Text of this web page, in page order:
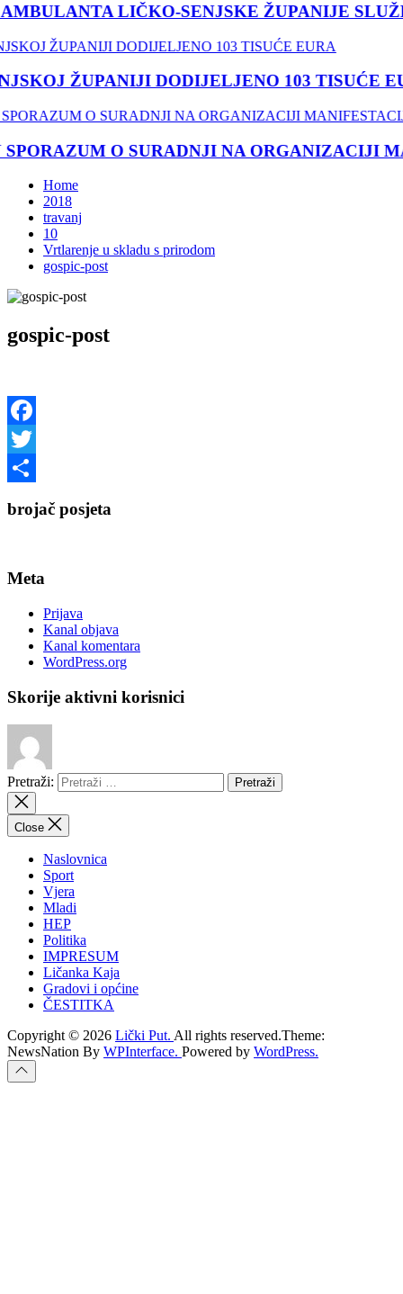
LIČKO-SENJSKE ŽUPANIJE
ŽUPANIJI DODIJELJENO 103 TISUĆE
O SURADNJI NA ORGANIZACIJI
Home
2018
travanj
10
Vrtlarenje u skladu s prirodom
gospic-post
gospic-post
Facebook
Twitter
brojač posjeta
Meta
Prijava
Kanal objava
Kanal komentara
WordPress.org
Skorije aktivni korisnici
Pretraži:
Close
Naslovnica
Sport
Vjera
Mladi
HEP
Politika
IMPRESUM
Ličanka Kaja
Gradovi i općine
ČESTITKA
Copyright © 2026 Lički Put. All rights reserved.Theme:
NewsNation By WPInterface. Powered by WordPress.